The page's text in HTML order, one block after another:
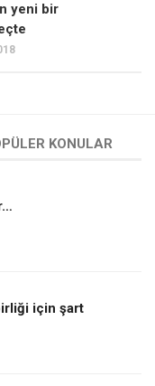
yeni bir
KONULAR
için şart